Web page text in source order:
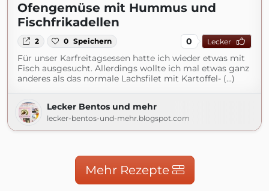
Ofengemüse mit Hummus und
Fischfrikadellen
2 0 Speichern 0 Lecker
Für unser Karfreitagsessen hatte ich wieder etwas mit
Fisch ausgesucht. Allerdings wollte ich mal etwas ganz
anderes als das normale Lachsfilet mit Kartoffel- (...)
Lecker Bentos und mehr
lecker-bentos-und-mehr.blogspot.com
Mehr Rezepte